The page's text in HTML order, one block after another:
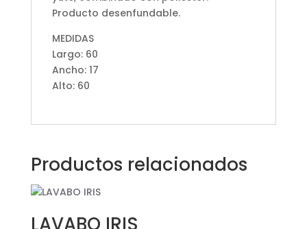
Producto desenfundable.
MEDIDAS
Largo: 60
Ancho: 17
Alto: 60
Productos relacionados
LAVABO IRIS